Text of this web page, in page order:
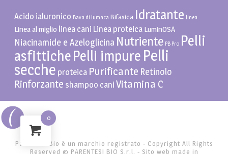
Acido ialuronico Bava di lumaca Bifasica Idratante linea
Linea al miglio linea cani Linea proteica LuminOSA
Niacinamide e Azeloglicina Nutriente PB Pro Pelli
asfittichePelli impure Pelli
secche proteica Purificante Retinolo
Rinforzante shampoo cani Vitamina C
Parentesi Bio è un marchio registrato - Copyright All Rights
Reserved © PARENTESI BIO S.r.l. - Sito web made in
0